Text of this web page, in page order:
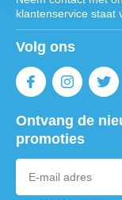
klantenservice staat
Volg ons
Ontvang de
promoties